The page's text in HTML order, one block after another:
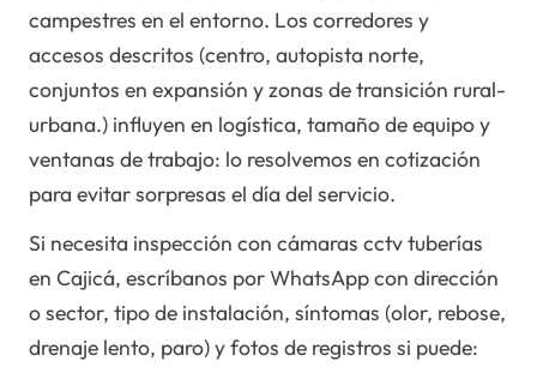
campestres en el entorno. Los corredores y
accesos descritos (centro, autopista norte,
conjuntos en expansión y zonas de transición rural-
urbana.) influyen en logística, tamaño de equipo y
ventanas de trabajo: lo resolvemos en cotización
para evitar sorpresas el día del servicio.
Si necesita inspección con cámaras cctv tuberías
en Cajicá, escríbanos por WhatsApp con dirección
o sector, tipo de instalación, síntomas (olor, rebose,
drenaje lento, paro) y fotos de registros si puede: